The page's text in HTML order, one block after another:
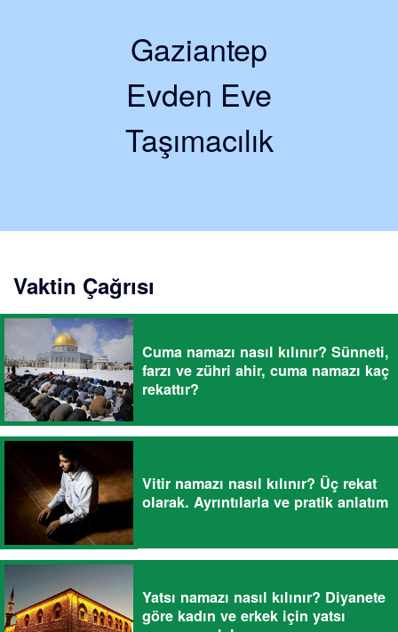
Gaziantep
Evden Eve
Taşımacılık
Vaktin Çağrısı
Cuma namazı nasıl kılınır? Sünneti,
farzı ve zühri ahir, cuma namazı kaç
rekattır?
Vitir namazı nasıl kılınır? Üç rekat
olarak. Ayrıntılarla ve pratik anlatım
Yatsı namazı nasıl kılınır? Diyanete
göre kadın ve erkek için yatsı